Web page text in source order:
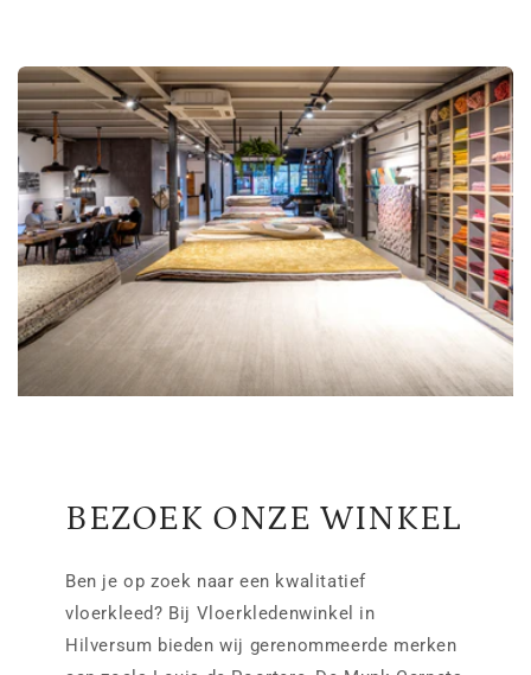
BEZOEK ONZE WINKEL
Ben je op zoek naar een kwalitatief
vloerkleed? Bij Vloerkledenwinkel in
Hilversum bieden wij gerenommeerde merken